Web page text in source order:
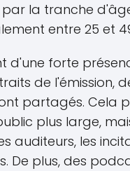
la tranche
entre 25 et
d'une forte
de l'émission,
partagés. Cela
plus large,
auditeurs, les
De plus, des